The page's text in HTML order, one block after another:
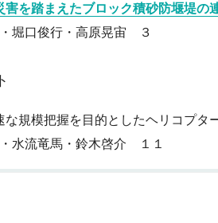
害を踏まえたブロック積砂防堰堤の
堀口俊行・高原晃宙 ３
な規模把握を目的としたヘリコプタ
水流竜馬・鈴木啓介 １１